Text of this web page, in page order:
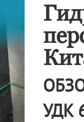
УДК